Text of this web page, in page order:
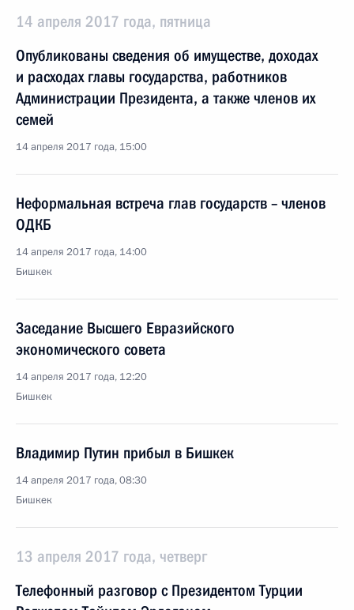
14 апреля 2017 года, пятница
Опубликованы сведения об имуществе, доходах
и расходах главы государства, работников
Администрации Президента, а также членов их
семей
14 апреля 2017 года, 15:00
Неформальная встреча глав государств – членов
ОДКБ
14 апреля 2017 года, 14:00
Бишкек
Заседание Высшего Евразийского
экономического совета
14 апреля 2017 года, 12:20
Бишкек
Владимир Путин прибыл в Бишкек
14 апреля 2017 года, 08:30
Бишкек
13 апреля 2017 года, четверг
Телефонный разговор с Президентом Турции